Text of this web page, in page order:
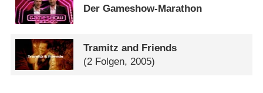
Der Gameshow-Marathon
Tramitz and Friends
(2 Folgen, 2005)